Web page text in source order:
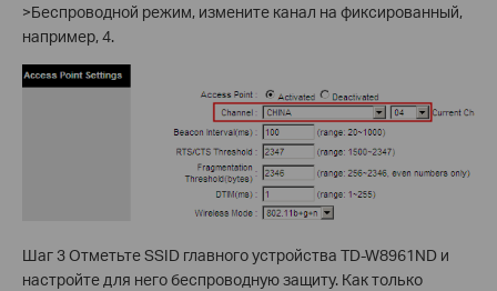
>Беспроводной режим, измените канал на фиксированный,
например, 4.
Шаг 3 Отметьте SSID главного устройства TD-W8961ND и
настройте для него беспроводную защиту. Как только